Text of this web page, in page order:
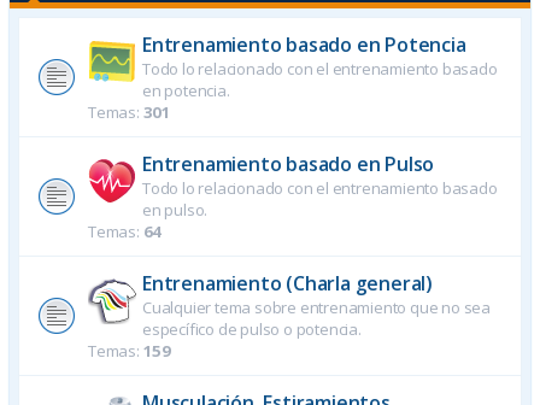
Entrenamiento basado en Potencia
Todo lo relacionado con el entrenamiento basado
en potencia.
Temas: 301
Entrenamiento basado en Pulso
Todo lo relacionado con el entrenamiento basado
en pulso.
Temas: 64
Entrenamiento (Charla general)
Cualquier tema sobre entrenamiento que no sea
específico de pulso o potencia.
Temas: 159